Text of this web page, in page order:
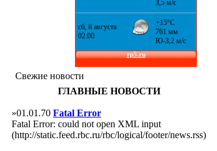
Свежие новости
ГЛАВНЫЕ НОВОСТИ
»01.01.70 Fatal Error
Fatal Error: could not open XML input
(http://static.feed.rbc.ru/rbc/logical/footer/news.rss)